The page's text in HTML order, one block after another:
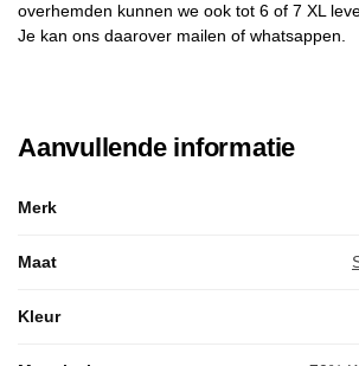
overhemden kunnen we ook tot 6 of 7 XL
Je kan ons daarover mailen of whatsappen.
Aanvullende informatie
Merk
Maat
Kleur